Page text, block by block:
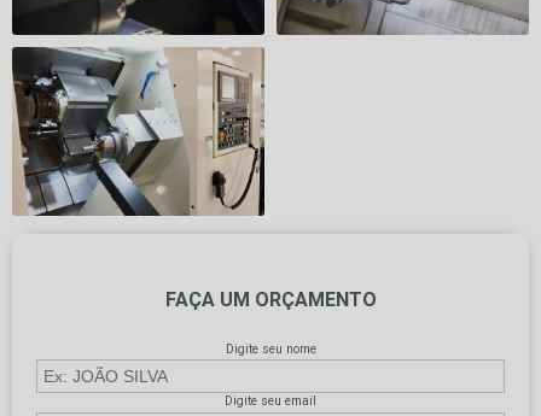
FAÇA UM ORÇAMENTO
Digite seu nome
Digite seu email